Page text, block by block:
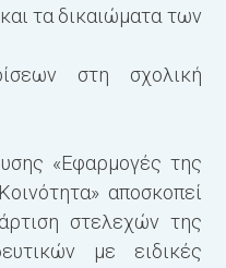
τα δικαιώματα των
στη σχολική
«Εφαρμογές της
αποσκοπεί
στελεχών της
με ειδικές